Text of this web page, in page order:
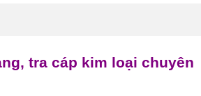
tra cáp kim loại chuyên